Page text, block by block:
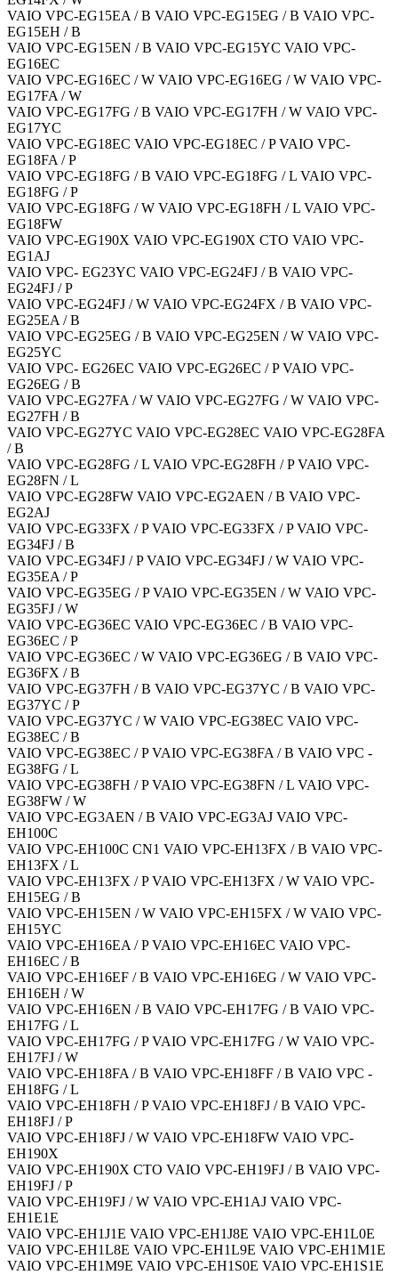
VAIO VPC-EG15EA / B VAIO VPC-EG15EG / B VAIO VPC-
EG15EH / B
VAIO VPC-EG15EN / B VAIO VPC-EG15YC VAIO VPC-
EG16EC
VAIO VPC-EG16EC / W VAIO VPC-EG16EG / W VAIO VPC-
EG17FA / W
VAIO VPC-EG17FG / B VAIO VPC-EG17FH / W VAIO VPC-
EG17YC
VAIO VPC-EG18EC VAIO VPC-EG18EC / P VAIO VPC-
EG18FA / P
VAIO VPC-EG18FG / B VAIO VPC-EG18FG / L VAIO VPC-
EG18FG / P
VAIO VPC-EG18FG / W VAIO VPC-EG18FH / L VAIO VPC-
EG18FW
VAIO VPC-EG190X VAIO VPC-EG190X CTO VAIO VPC-
EG1AJ
VAIO VPC- EG23YC VAIO VPC-EG24FJ / B VAIO VPC-
EG24FJ / P
VAIO VPC-EG24FJ / W VAIO VPC-EG24FX / B VAIO VPC-
EG25EA / B
VAIO VPC-EG25EG / B VAIO VPC-EG25EN / W VAIO VPC-
EG25YC
VAIO VPC- EG26EC VAIO VPC-EG26EC / P VAIO VPC-
EG26EG / B
VAIO VPC-EG27FA / W VAIO VPC-EG27FG / W VAIO VPC-
EG27FH / B
VAIO VPC-EG27YC VAIO VPC-EG28EC VAIO VPC-EG28FA
/ B
VAIO VPC-EG28FG / L VAIO VPC-EG28FH / P VAIO VPC-
EG28FN / L
VAIO VPC-EG28FW VAIO VPC-EG2AEN / B VAIO VPC-
EG2AJ
VAIO VPC-EG33FX / P VAIO VPC-EG33FX / P VAIO VPC-
EG34FJ / B
VAIO VPC-EG34FJ / P VAIO VPC-EG34FJ / W VAIO VPC-
EG35EA / P
VAIO VPC-EG35EG / P VAIO VPC-EG35EN / W VAIO VPC-
EG35FJ / W
VAIO VPC-EG36EC VAIO VPC-EG36EC / B VAIO VPC-
EG36EC / P
VAIO VPC-EG36EC / W VAIO VPC-EG36EG / B VAIO VPC-
EG36FX / B
VAIO VPC-EG37FH / B VAIO VPC-EG37YC / B VAIO VPC-
EG37YC / P
VAIO VPC-EG37YC / W VAIO VPC-EG38EC VAIO VPC-
EG38EC / B
VAIO VPC-EG38EC / P VAIO VPC-EG38FA / B VAIO VPC -
EG38FG / L
VAIO VPC-EG38FH / P VAIO VPC-EG38FN / L VAIO VPC-
EG38FW / W
VAIO VPC-EG3AEN / B VAIO VPC-EG3AJ VAIO VPC-
EH100C
VAIO VPC-EH100C CN1 VAIO VPC-EH13FX / B VAIO VPC-
EH13FX / L
VAIO VPC-EH13FX / P VAIO VPC-EH13FX / W VAIO VPC-
EH15EG / B
VAIO VPC-EH15EN / W VAIO VPC-EH15FX / W VAIO VPC-
EH15YC
VAIO VPC-EH16EA / P VAIO VPC-EH16EC VAIO VPC-
EH16EC / B
VAIO VPC-EH16EF / B VAIO VPC-EH16EG / W VAIO VPC-
EH16EH / W
VAIO VPC-EH16EN / B VAIO VPC-EH17FG / B VAIO VPC-
EH17FG / L
VAIO VPC-EH17FG / P VAIO VPC-EH17FG / W VAIO VPC-
EH17FJ / W
VAIO VPC-EH18FA / B VAIO VPC-EH18FF / B VAIO VPC -
EH18FG / L
VAIO VPC-EH18FH / P VAIO VPC-EH18FJ / B VAIO VPC-
EH18FJ / P
VAIO VPC-EH18FJ / W VAIO VPC-EH18FW VAIO VPC-
EH190X
VAIO VPC-EH190X CTO VAIO VPC-EH19FJ / B VAIO VPC-
EH19FJ / P
VAIO VPC-EH19FJ / W VAIO VPC-EH1AJ VAIO VPC-
EH1E1E
VAIO VPC-EH1J1E VAIO VPC-EH1J8E VAIO VPC-EH1L0E
VAIO VPC-EH1L8E VAIO VPC-EH1L9E VAIO VPC-EH1M1E
VAIO VPC-EH1M9E VAIO VPC-EH1S0E VAIO VPC-EH1S1E